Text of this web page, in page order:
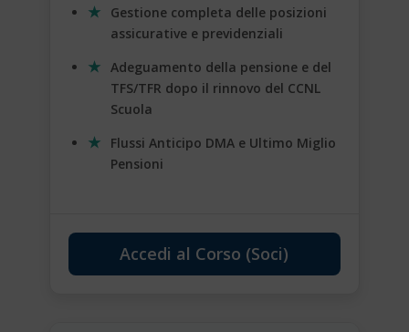
Gestione completa delle posizioni
assicurative e previdenziali
Adeguamento della pensione e del
TFS/TFR dopo il rinnovo del CCNL
Scuola
Flussi Anticipo DMA e Ultimo Miglio
Pensioni
Accedi al Corso (Soci)